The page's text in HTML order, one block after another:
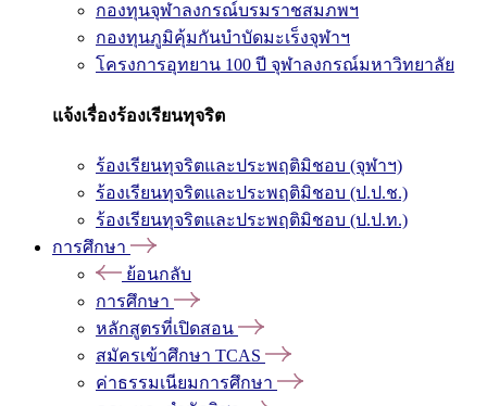
กองทุนจุฬาลงกรณ์บรมราชสมภพฯ
กองทุนภูมิคุ้มกันบำบัดมะเร็งจุฬาฯ
โครงการอุทยาน 100 ปี จุฬาลงกรณ์มหาวิทยาลัย
แจ้งเรื่องร้องเรียนทุจริต
ร้องเรียนทุจริตและประพฤติมิชอบ (จุฬาฯ)
ร้องเรียนทุจริตและประพฤติมิชอบ (ป.ป.ช.)
ร้องเรียนทุจริตและประพฤติมิชอบ (ป.ป.ท.)
การศึกษา
ย้อนกลับ
การศึกษา
หลักสูตรที่เปิดสอน
สมัครเข้าศึกษา TCAS
ค่าธรรมเนียมการศึกษา